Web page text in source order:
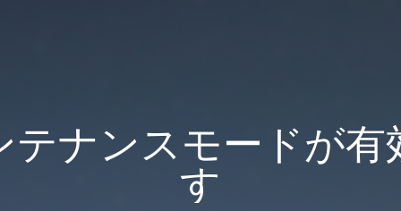
テナンスモードが有
す